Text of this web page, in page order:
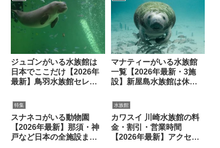
ジュゴンがいる水族館は
日本でここだけ【2026年
最新】鳥羽水族館セレ
マナティーがいる水族館
一覧【2026年最新・3施
設】新屋島水族館は休館
特集
スナネコがいる動物園
【2026年最新】那須・神
戸など日本の全施設まと
水族館
カワスイ 川崎水族館の料
金・割引・営業時間
【2026年最新】アクセス